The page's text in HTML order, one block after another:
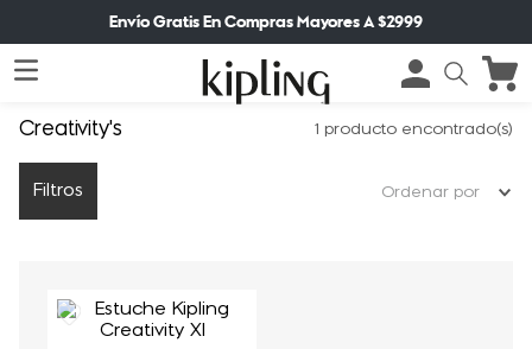
Envío Gratis En Compras Mayores A $2999
Creativity's 1 producto
Filtros Ordenar por